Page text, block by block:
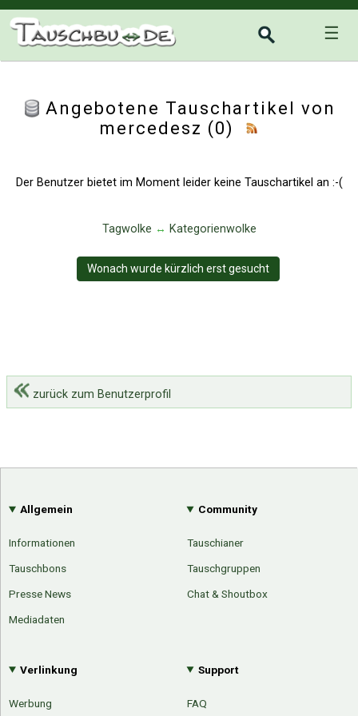
☰
Angebotene Tauschartikel von
mercedesz (0)
Der Benutzer bietet im Moment leider keine Tauschartikel an :-(
Tagwolke ↔ Kategorienwolke
Wonach wurde kürzlich erst gesucht
zurück zum Benutzerprofil
Allgemein
Informationen
Tauschbons
Presse News
Mediadaten
Community
Tauschianer
Tauschgruppen
Chat & Shoutbox
Verlinkung
Werbung
Support
FAQ